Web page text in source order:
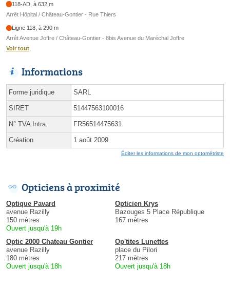
118-AD, à 632 m
Arrêt Hôpital / Château-Gontier - Rue Thiers
Ligne 118, à 290 m
Arrêt Avenue Joffre / Château-Gontier - 8bis Avenue du Maréchal Joffre
Voir tout
Informations
Forme juridique SARL
SIRET 51447563100016
N° TVA Intra. FR56514475631
Création 1 août 2009
Éditer les informations de mon optométriste
Opticiens à proximité
Optique Pavard
avenue Razilly
150 mètres
Ouvert jusqu'à 19h
Opticien Krys
Bazouges 5 Place République
167 mètres
Optic 2000 Chateau Gontier
avenue Razilly
180 mètres
Ouvert jusqu'à 18h
Op'tites Lunettes
place du Pilori
217 mètres
Ouvert jusqu'à 18h